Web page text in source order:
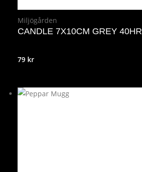
Miljögården
CANDLE 7X10CM GREY 40HR
79 kr